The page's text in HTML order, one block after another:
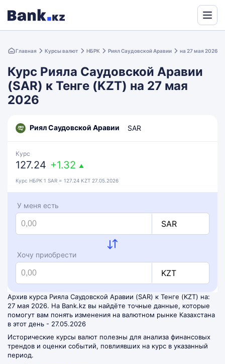
Translate
Главная Курсы валют НБРК Риял Саудовской Аравии на 27 мая 2026
Курс Рияла Саудовской Аравии
(SAR) к Тенге (KZT) на 27 мая
2026
Риял Саудовской Аравии SAR
Курс
127.24 +1.32 ▲
Курс НБРК 1 SAR = 127.24 KZT 27.05.2026
У меня есть
SAR
Хочу приобрести
KZT
Архив курса Рияла Саудовской Аравии (SAR) к Тенге (KZT) на:
27 мая 2026. На Bank.kz вы найдёте точные данные, которые
помогут вам понять изменения на валютном рынке Казахстана
в этот день - 27.05.2026
Исторические курсы валют полезны для анализа финансовых
трендов и оценки событий, повлиявших на курс в указанный
период.